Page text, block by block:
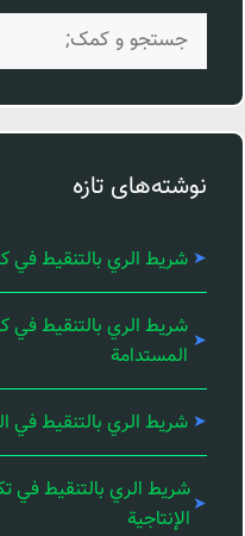
برای:
نوشته‌های تازه
شريط الري بالتنقيط في
شريط الري بالتنقيط في
المستدامة
شريط الري بالتنقيط في
شريط الري بالتنقيط في
الإنتاجية